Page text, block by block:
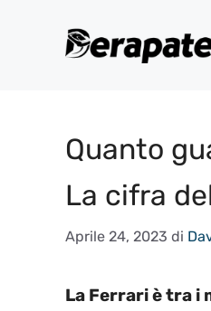
Quanto
La cifra
Aprile 24, 2023 di
La Ferrari è tra i